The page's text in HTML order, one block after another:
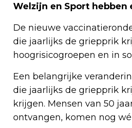
Welzijn en Sport
De nieuwe
die jaarlijks de griepprik
hoogrisicogroepen en in
Een belangrijke
die jaarlijks de griepprik
krijgen. Mensen van 50
ontvangen, komen nog